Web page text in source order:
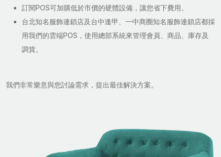
訂閱POS可加購低於市價的硬體設備，讓您省下費用。
台北知名服飾連鎖店及台中逢甲、一中商圈知名服飾連鎖店都採
用我們的雲端POS，使用總部系統來管理會員、商品、庫存及
調貨。
我們非常樂意與您討論需求，提出最佳解決方案。